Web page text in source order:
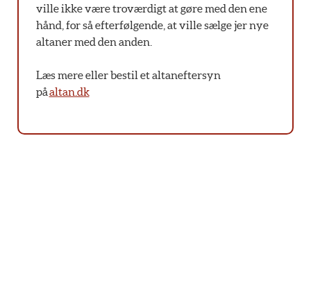
ville ikke være troværdigt at gøre med den ene
hånd, for så efterfølgende, at ville sælge jer nye
altaner med den anden.
Læs mere eller bestil et altaneftersyn
påaltan.dk